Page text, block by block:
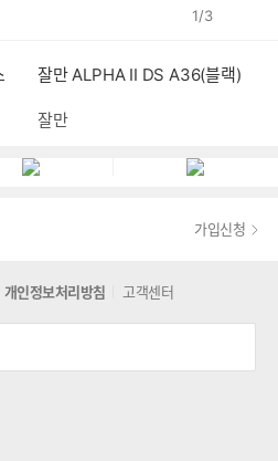
1/3
잘만 ALPHA II DS A36(블랙)
잘만
가입신청
개인정보처리방침 고객센터